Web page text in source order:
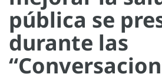
pública se
durante las